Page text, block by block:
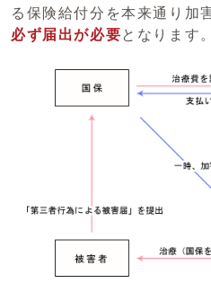
る保険給付分を本来通り加
必ず届出が必要となります。